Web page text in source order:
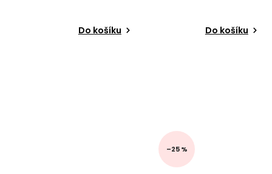
Do košíku Do košíku
–25 %